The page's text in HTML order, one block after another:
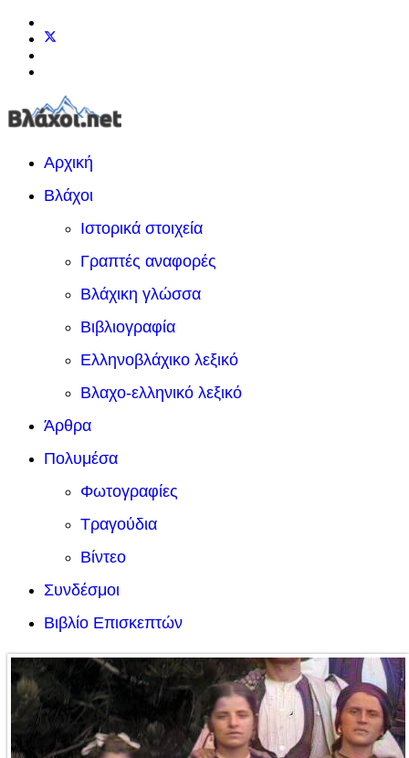
Αρχική
Βλάχοι
Ιστορικά στοιχεία
Γραπτές αναφορές
Βλάχικη γλώσσα
Βιβλιογραφία
Ελληνοβλάχικο λεξικό
Βλαχο-ελληνικό λεξικό
Άρθρα
Πολυμέσα
Φωτογραφίες
Τραγούδια
Βίντεο
Συνδέσμοι
Βιβλίο Επισκεπτών